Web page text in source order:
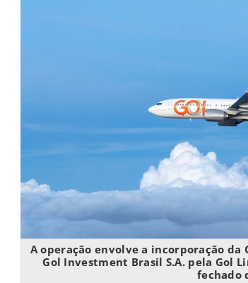
A operação envolve a incorporação da
Gol Investment Brasil S.A. pela Gol
fechado